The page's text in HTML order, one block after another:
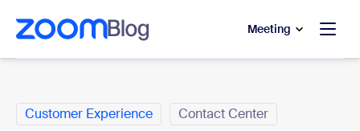
wechseln
Chat wechseln
Meeting
Customer Experience Contact Center